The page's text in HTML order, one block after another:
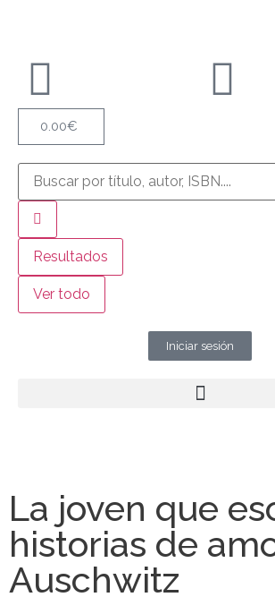
0.00€
Resultados
Ver todo
Iniciar sesión
La joven que
historias de
Auschwitz